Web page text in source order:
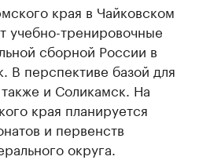
края в Чайковском
учебно-тренировочные
сборной России в
В перспективе базой для
и Соликамск. На
края планируется
и первенств
округа.